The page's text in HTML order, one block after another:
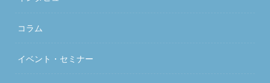
コラム
イベント・セミナー